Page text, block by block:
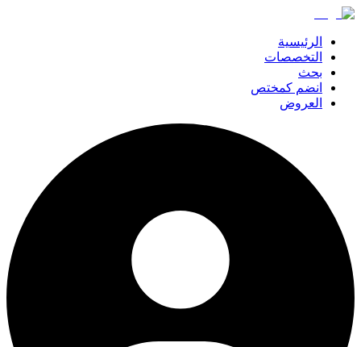
الرئيسية
التخصصات
بحث
انضم كمختص
العروض